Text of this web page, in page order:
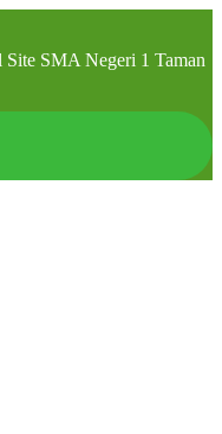
SMA Negeri 1 Taman